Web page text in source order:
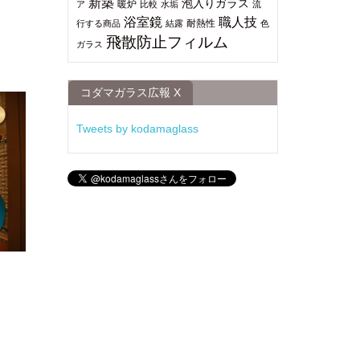
ア 新築 暖炉 比較 水垢 泡入りガラス 流
行する商品 浴室鏡 結露 耐熱性 職人技 色
ガラス 飛散防止フィルム
コダマガラス広報 X
Tweets by kodamaglass